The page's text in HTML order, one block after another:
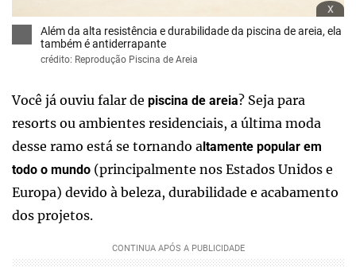
x
Além da alta resistência e durabilidade da piscina de areia, ela
também é antiderrapante
crédito: Reprodução Piscina de Areia
Você já ouviu falar de piscina de areia? Seja para
resorts ou ambientes residenciais, a última moda
desse ramo está se tornando altamente popular em
todo o mundo (principalmente nos Estados Unidos e
Europa) devido à beleza, durabilidade e acabamento
dos projetos.